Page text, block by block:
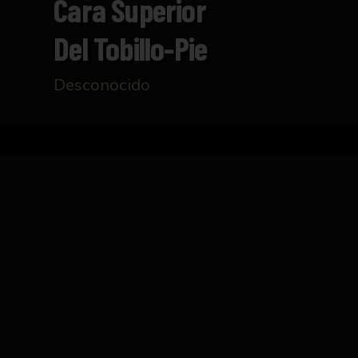
Cara Superior
Del Tobillo-Pie
Desconocido